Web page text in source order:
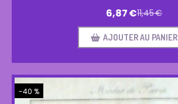
6,87€11,45€
AJOUTER AU PANIER
-40 %